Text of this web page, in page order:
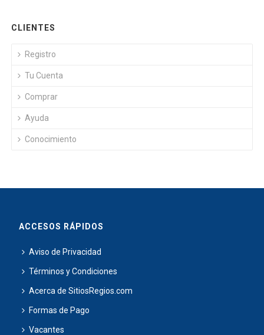
CLIENTES
Registro
Tu Cuenta
Comprar
Ayuda
Conocimiento
ACCESOS RÁPIDOS
Aviso de Privacidad
Términos y Condiciones
Acerca de SitiosRegios.com
Formas de Pago
Vacantes